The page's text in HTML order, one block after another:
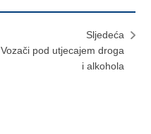
Sljedeća
Vozači pod utjecajem droga
i alkohola